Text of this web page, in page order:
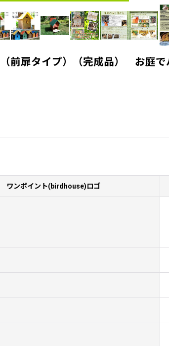
前扉タイプ）（完成品） お庭
ワンポイント(birdhouse)ロゴ